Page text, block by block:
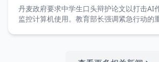
丹麦政府要求中学生口头辩护论文以打击AI
监控计算机使用。教育部长强调紧急行动的